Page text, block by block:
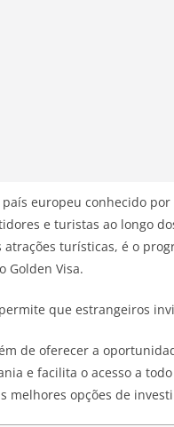
europeu conhecido
e turistas ao longo
atrações turísticas, é o
Golden Visa.
que estrangeiros
de oferecer a
e facilita o acesso a
melhores opções de